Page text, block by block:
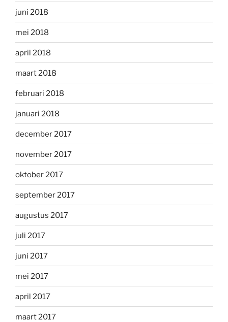
juni 2018
mei 2018
april 2018
maart 2018
februari 2018
januari 2018
december 2017
november 2017
oktober 2017
september 2017
augustus 2017
juli 2017
juni 2017
mei 2017
april 2017
maart 2017